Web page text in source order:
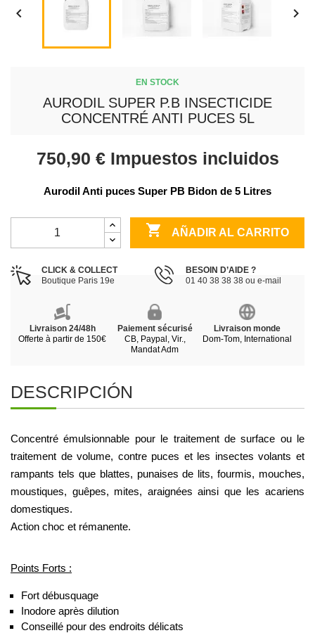
 
EN STOCK
AURODIL SUPER P.B INSECTICIDE
CONCENTRÉ ANTI PUCES 5L
750,90 € Impuestos incluidos
Aurodil Anti puces Super PB Bidon de 5 Litres
 AÑADIR AL CARRITO
CLICK & COLLECT
Boutique Paris 19e
BESOIN D’AIDE ?
01 40 38 38 38 ou e-mail
Livraison 24/48h
Offerte à partir de 150€
Paiement sécurisé
CB, Paypal, Vir.,
Mandat Adm
Livraison monde
Dom-Tom, International
DESCRIPCIÓN
Concentré émulsionnable pour le traitement de surface ou le
traitement de volume, contre puces et les insectes volants et
rampants tels que blattes, punaises de lits, fourmis, mouches,
moustiques, guêpes, mites, araignées ainsi que les acariens
domestiques.
Action choc et rémanente.
Points Forts :
Fort débusquage
Inodore après dilution
Conseillé pour des endroits délicats